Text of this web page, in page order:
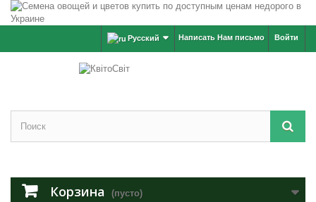
Войти
Написать Нам письмо
Русский
Корзина (пусто)